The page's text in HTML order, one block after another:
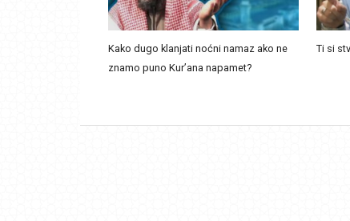
Kako dugo klanjati noćni namaz ako ne
znamo puno Kur’ana napamet?
Ti si